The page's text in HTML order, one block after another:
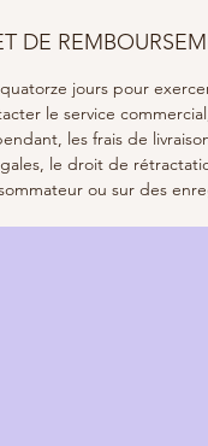
DE
jours pour
le service
les frais de
le droit de
ou sur des